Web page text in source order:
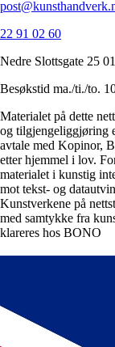
22 91 02 60
Nedre Slottsgate 25
Besøkstid ma./ti./to.
Materialet på dette
og tilgjengeliggjøring
avtale med Kopinor,
etter hjemmel i lov.
materialet i kunstig
mot tekst- og
Kunstverkene på
med samtykke fra
klareres hos BONO